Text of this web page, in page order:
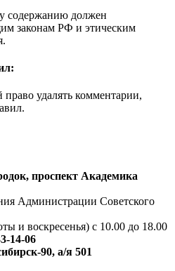
содержанию должен
законам РФ и этическим
право удалять комментарии,
проспект Академика
Администрации Советского
воскресенья) с 10.00 до 18.00
14-06
90, а/я 501